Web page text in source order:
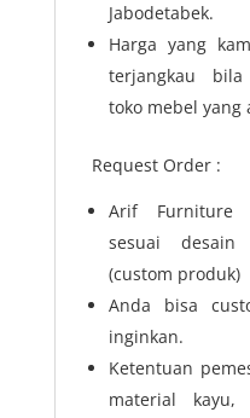
Jabodetabek.
Harga yang
terjangkau
toko mebel yang
Request Order :
Arif Furniture
sesuai
(custom produk)
Anda bisa
inginkan.
Ketentuan
material